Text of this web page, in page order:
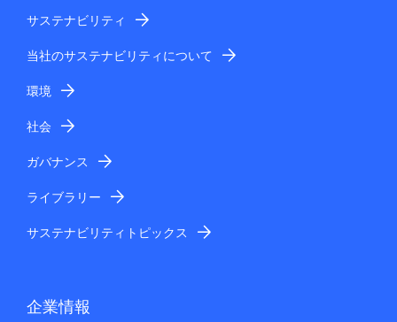
サステナビリティ
当社のサステナビリティについて
環境
社会
ガバナンス
ライブラリー
サステナビリティトピックス
企業情報